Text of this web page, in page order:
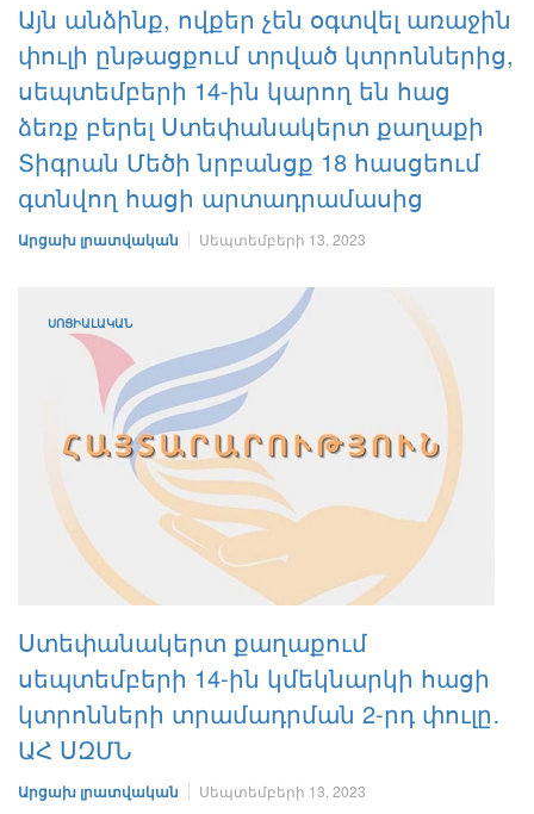
Այն անձինք, ովքեր չեն օգտվել առաջին
փուլի ընթացքում տրված կտրոններից,
սեպտեմբերի 14-ին կարող են հաց
ձեռք բերել Ստեփանակերտ քաղաքի
Տիգրան Մեծի նրբանցք 18 հասցեում
գտնվող հացի արտադրամասից
Արցախ լրատվական Սեպտեմբերի 13, 2023
ՍՈՑԻԱԼԱԿԱՆ
Ստեփանակերտ քաղաքում
սեպտեմբերի 14-ին կմեկնարկի հացի
կտրոնների տրամադրման 2-րդ փուլը․
ԱՀ ՍԶՄՆ
Արցախ լրատվական Սեպտեմբերի 13, 2023